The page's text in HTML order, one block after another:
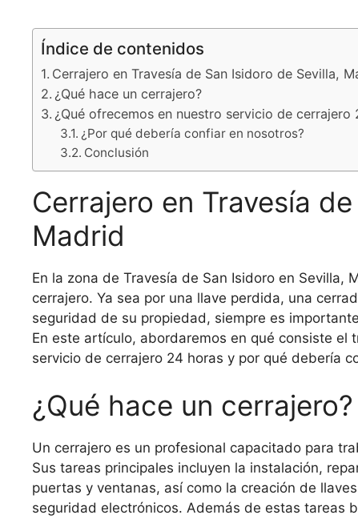
Índice de contenidos
Cerrajero en Travesía de San Isidoro de Sevilla,
¿Qué hace un cerrajero?
¿Qué ofrecemos en nuestro servicio de cerrajero
¿Por qué debería confiar en nosotros?
Conclusión
Cerrajero en Travesía
Madrid
En la zona de Travesía de San Isidoro en Sevilla,
cerrajero. Ya sea por una llave perdida, una
seguridad de su propiedad, siempre es
En este artículo, abordaremos en qué consiste
servicio de cerrajero 24 horas y por qué debería
¿Qué hace un cerrajero?
Un cerrajero es un profesional capacitado para
Sus tareas principales incluyen la instalación,
puertas y ventanas, así como la creación de
seguridad electrónicos. Además de estas tareas